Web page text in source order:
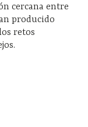
cercana entre
producido
retos